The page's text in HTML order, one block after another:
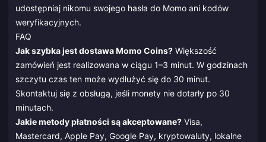
udostępniaj nikomu swojego hasła do Momo ani kodów
weryfikacyjnych.
FAQ
Jak szybka jest dostawa Momo Coins? Większość
zamówień jest realizowana w ciągu 1–3 minut. W godzinach
szczytu czas ten może wydłużyć się do 30 minut.
Skontaktuj się z obsługą, jeśli monety nie dotarły po 30
minutach.
Jakie metody płatności są akceptowane? Visa,
Mastercard, Apple Pay, Google Pay, kryptowaluty, lokalne